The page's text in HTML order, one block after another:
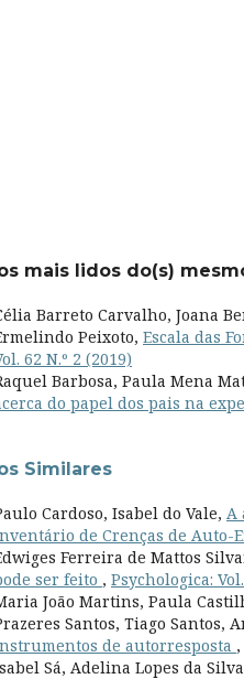
mais lidos do(s)
Barreto Carvalho, Joana
Peixoto, Escala das
62 N.º 2 (2019)
Barbosa, Paula Mena
do papel dos pais na
Similares
Cardoso, Isabel do Vale, A
de Crenças de Auto-
Ferreira de Mattos
ser feito , Psychologica:
João Martins, Paula
Santos, Tiago Santos,
de autorresposta ,
Sá, Adelina Lopes da